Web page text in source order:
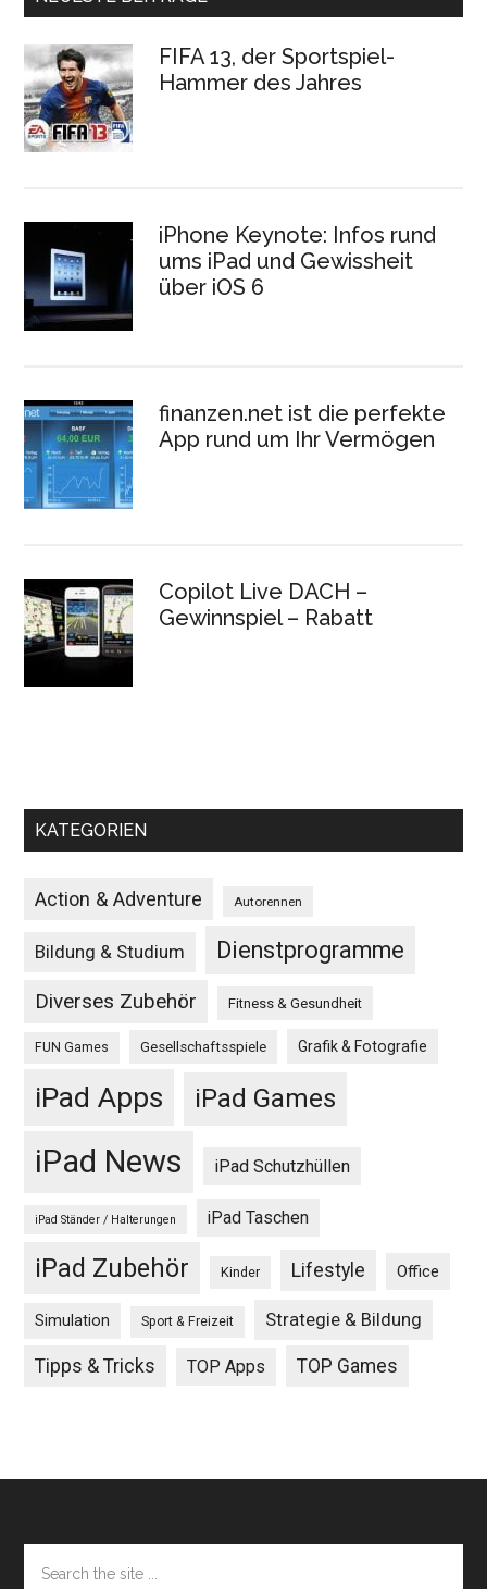
FIFA 13, der Sportspiel-
Hammer des Jahres
iPhone Keynote: Infos rund
ums iPad und Gewissheit
über iOS 6
finanzen.net ist die perfekte
App rund um Ihr Vermögen
Copilot Live DACH –
Gewinnspiel – Rabatt
KATEGORIEN
Action & Adventure Autorennen
Bildung & Studium Dienstprogramme
Diverses Zubehör Fitness & Gesundheit
FUN Games Gesellschaftsspiele Grafik & Fotografie
iPad Apps iPad Games
iPad News iPad Schutzhüllen
iPad Ständer / Halterungen iPad Taschen
iPad Zubehör Kinder Lifestyle Office
Simulation Sport & Freizeit Strategie & Bildung
Tipps & Tricks TOP Apps TOP Games
Footer
the